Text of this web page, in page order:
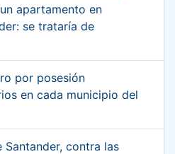
apartamento en
se trataría de
por posesión
en cada municipio del
contra las